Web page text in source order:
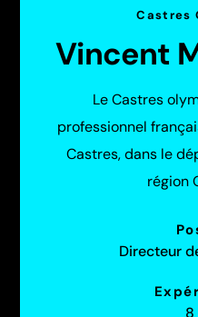
Castres
Vincent
Le Castres
professionnel
Castres, dans le
région
Directeur